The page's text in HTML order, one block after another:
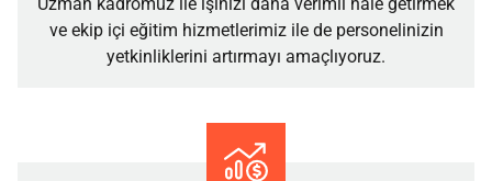
ve ekip içi eğitim hizmetlerimiz ile de personelinizin
yetkinliklerini artırmayı amaçlıyoruz.